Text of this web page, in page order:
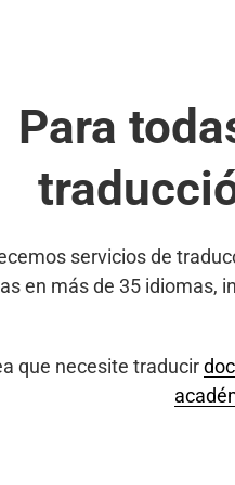
Para
servicios de
en más de 35 idiomas,
que necesite traducir